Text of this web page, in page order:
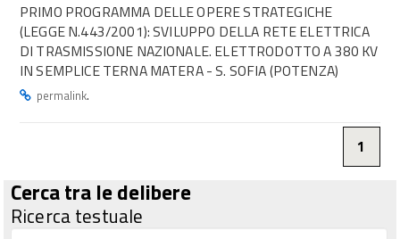
PRIMO PROGRAMMA DELLE OPERE STRATEGICHE
(LEGGE N.443/2001): SVILUPPO DELLA RETE ELETTRICA
DI TRASMISSIONE NAZIONALE. ELETTRODOTTO A 380 KV
IN SEMPLICE TERNA MATERA - S. SOFIA (POTENZA)
permalink.
1
Cerca tra le delibere
Ricerca testuale